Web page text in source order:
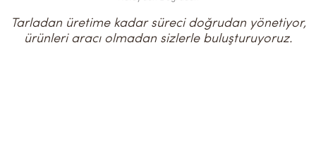
Tarladan üretime kadar süreci doğrudan yönetiyor,
ürünleri aracı olmadan sizlerle buluşturuyoruz.